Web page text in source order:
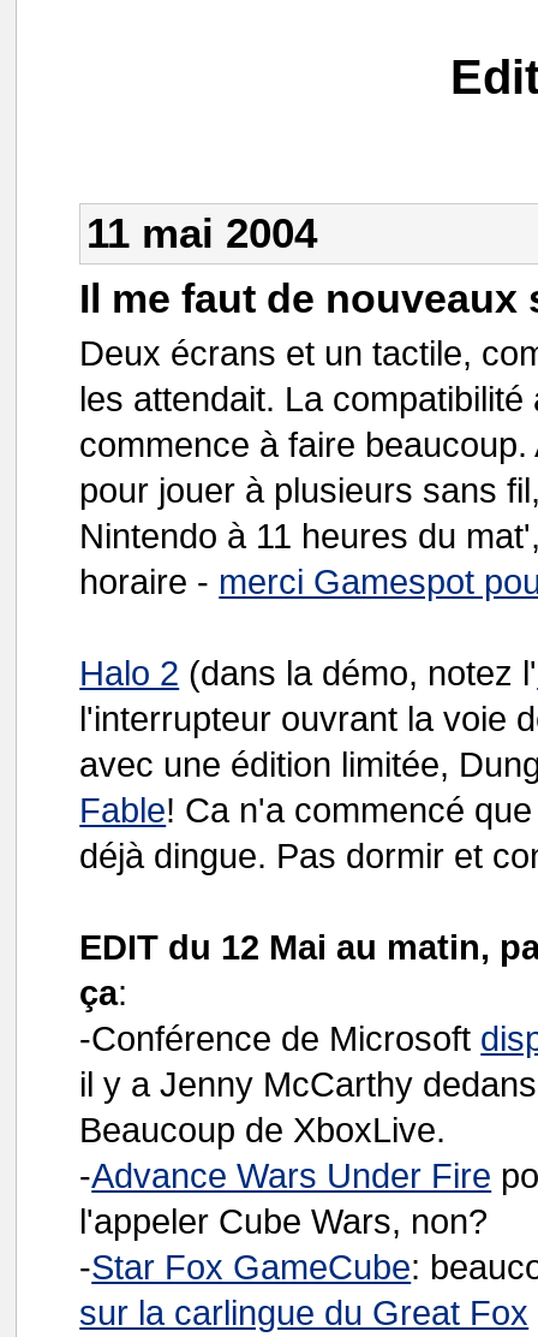
11 mai 2004
Il me faut de nouveaux
Deux écrans et un tactile,
les attendait. La
commence à faire
pour jouer à plusieurs sans
Nintendo à 11 heures du
horaire - merci Gamespot
Halo 2 (dans la démo, notez l'
l'interrupteur ouvrant la voie
avec une édition limitée,
Fable! Ca n'a commencé
déjà dingue. Pas dormir et
EDIT du 12 Mai au matin,
ça:
-Conférence de Microsoft
il y a Jenny McCarthy
Beaucoup de XboxLive.
-Advance Wars Under Fire
l'appeler Cube Wars, non?
-Star Fox GameCube:
sur la carlingue du Great Fox